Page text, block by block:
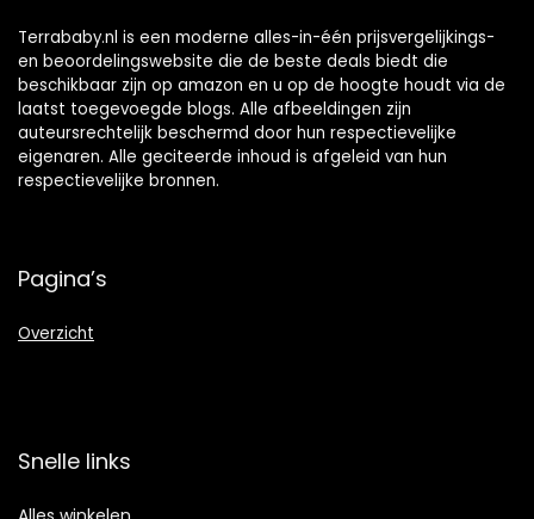
Terrababy.nl is een moderne alles-in-één prijsvergelijkings-
en beoordelingswebsite die de beste deals biedt die
beschikbaar zijn op amazon en u op de hoogte houdt via de
laatst toegevoegde blogs. Alle afbeeldingen zijn
auteursrechtelijk beschermd door hun respectievelijke
eigenaren. Alle geciteerde inhoud is afgeleid van hun
respectievelijke bronnen.
Pagina’s
Overzicht
Snelle links